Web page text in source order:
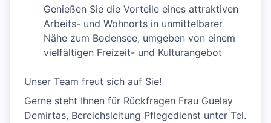
Genießen Sie die Vorteile eines attraktiven
Arbeits- und Wohnorts in unmittelbarer
Nähe zum Bodensee, umgeben von einem
vielfältigen Freizeit- und Kulturangebot
Unser Team freut sich auf Sie!
Gerne steht Ihnen für Rückfragen Frau Guelay
Demirtas, Bereichsleitung Pflegedienst unter Tel.